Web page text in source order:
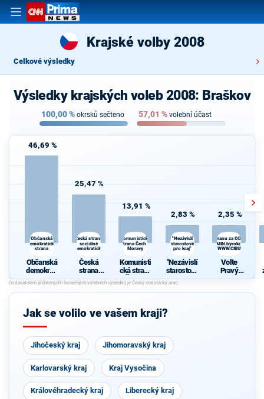
Krajské volby 2008
Celkové výsledky
Výsledky krajských voleb 2008: Braškov
100,00% okrsků sečteno 57,01 % volební účast
46,69 %
Občanská
demokratická
strana
Občanská
demokrati
cká strana
25,47 %
Česká strana
sociálně
demokratická
Česká
strana
sociálně
demokrati
cká
13,91 %
Komunistická
strana Čech a
Moravy
Komunisti
cká strana
Čech a
Moravy
2,83 %
"Nezávislí
starostové
pro kraj"
"Nezávislí
starostové
pro kraj"
2,35 %
Volte Pravý Blok-stranu za
demokr. WWW.CIBULKA.NET
Volte
Pravý
Blok-
ODVOLAT.
Jak se volilo ve vašem kraji?
Jihočeský kraj Jihomoravský kraj
Karlovarský kraj Kraj Vysočina
Královéhradecký kraj Liberecký kraj